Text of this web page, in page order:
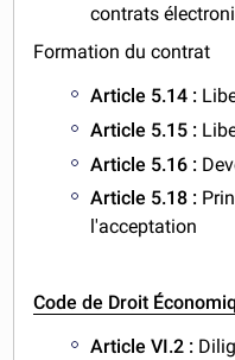
contrats
Formation du contrat
Article 5.14 :
Article 5.15 :
Article 5.16 :
Article 5.18 :
l'acceptation
Code de Droit
Article VI.2 :